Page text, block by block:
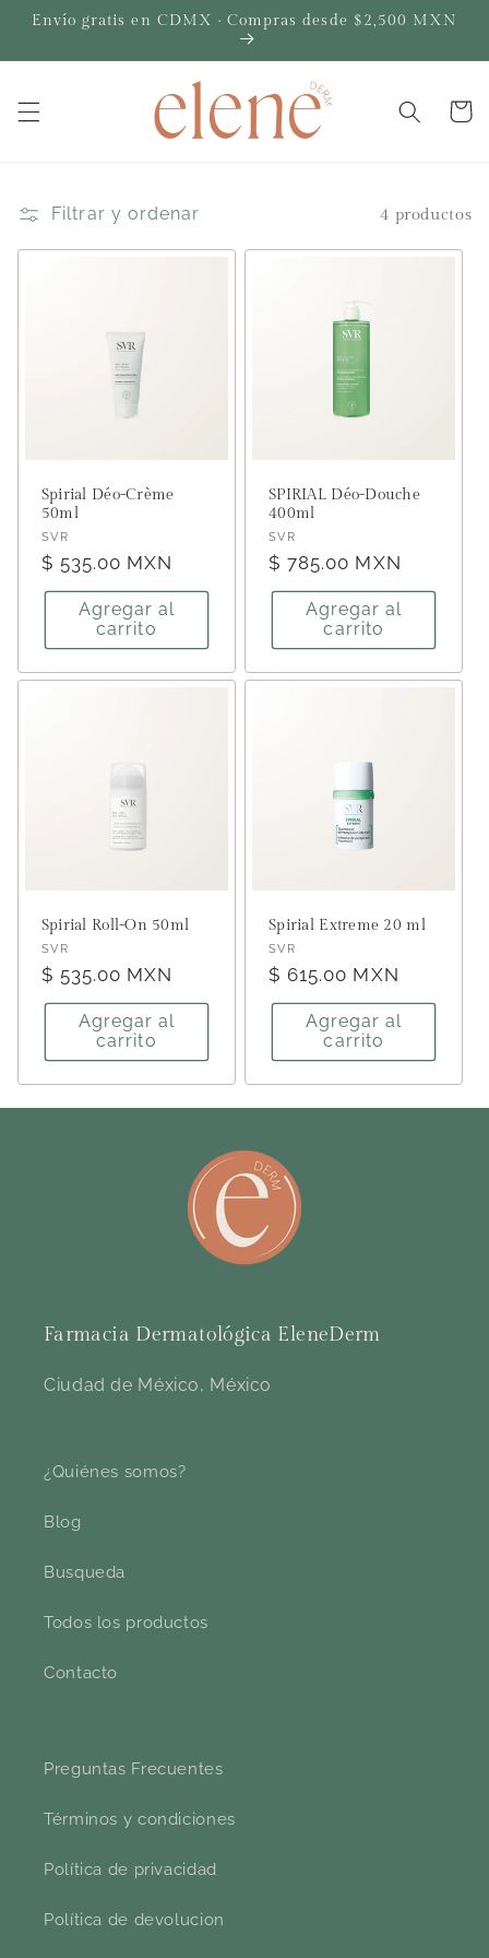
directamente
Envío gratis en CDMX · Compras desde $2,500 MXN
Carrito
Filtrar y ordenar 4 productos
Spirial Déo-Crème
50ml
Proveedor:
SVR
Precio
habitual
$ 535.00 MXN
Agregar al
carrito
SPIRIAL Déo-Douche
400ml
Proveedor:
SVR
Precio
habitual
$ 785.00 MXN
Agregar al
carrito
Spirial Roll-On 50ml
Proveedor:
SVR
Precio
habitual
$ 535.00 MXN
Agregar al
carrito
Spirial Extreme 20 ml
Proveedor:
SVR
Precio
habitual
$ 615.00 MXN
Agregar al
carrito
Farmacia Dermatológica EleneDerm
Ciudad de México, México
¿Quiénes somos?
Blog
Busqueda
Todos los productos
Contacto
Preguntas Frecuentes
Términos y condiciones
Política de privacidad
Política de devolucion